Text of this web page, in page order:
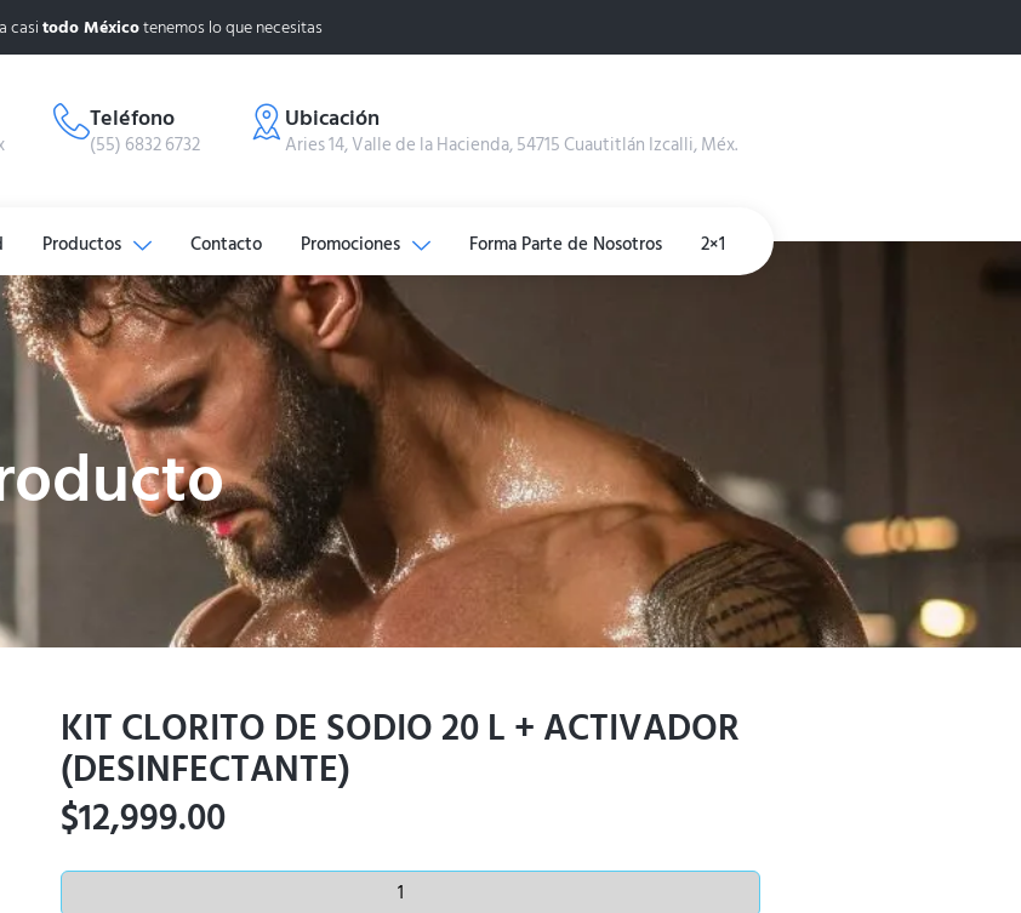
casitodo Méxicotenemos lo que necesitas
Teléfono
(55) 6832 6732
Ubicación
Aries 14, Valle de la Hacienda, 54715 Cuautitlán Izcalli, Méx.
Productos Contacto Promociones Forma Parte de Nosotros 2×1
KIT CLORITO DE SODIO 20 L + ACTIVADOR
(DESINFECTANTE)
$12,999.00